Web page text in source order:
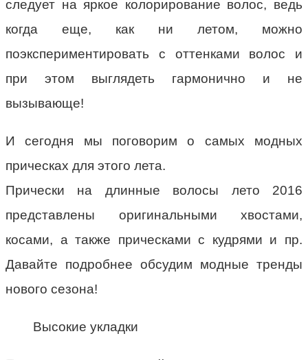
следует на яркое колорирование волос, ведь
когда еще, как ни летом, можно
поэкспериментировать с оттенками волос и
при этом выглядеть гармонично и не
вызывающе!
И сегодня мы поговорим о самых модных
прическах для этого лета.
Прически на длинные волосы лето 2016
представлены оригинальными хвостами,
косами, а также прическами с кудрями и пр.
Давайте подробнее обсудим модные тренды
нового сезона!
Высокие укладки